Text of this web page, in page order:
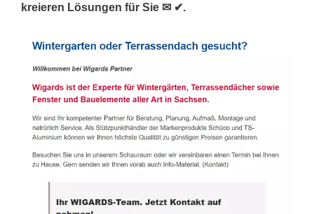
kreieren Lösungen für Sie ✉ ✔.